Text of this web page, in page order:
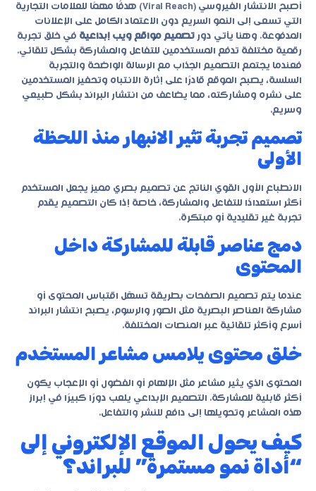
أصبح الانتشار الفيروسي (Viral Reach) هدفًا مهمًا للعلامات التجارية
التي تسعى إلى النمو السريع دون الاعتماد الكامل على الإعلانات
المدفوعة. وهنا يأتي دور تصميم مواقع ويب إبداعية في خلق تجربة
رقمية مختلفة تدفع المستخدمين للتفاعل والمشاركة بشكل تلقائي.
فعندما يجتمع التصميم الجذاب مع الرسالة الواضحة والتجربة
السلسة، يصبح الموقع قادرًا على إثارة الانتباه وتحفيز المستخدمين
على نشره ومشاركته، مما يضاعف من انتشار البراند بشكل طبيعي
وسريع.
تصميم تجربة تثير الانبهار منذ اللحظة
الأولى
الانطباع الأول القوي الناتج عن تصميم بصري مميز يجعل المستخدم
أكثر استعدادًا للتفاعل والمشاركة، خاصة إذا كان التصميم يقدم
تجربة غير تقليدية أو مبتكرة.
دمج عناصر قابلة للمشاركة داخل
المحتوى
عندما يتم تصميم الصفحات بطريقة تسهّل اقتباس المحتوى أو
مشاركة العناصر البصرية مثل الصور والرسوم، يصبح انتشار البراند
أسرع وأكثر تلقائية عبر المنصات المختلفة.
خلق محتوى يلامس مشاعر المستخدم
المحتوى الذي يثير مشاعر مثل الإلهام أو الفضول أو الإعجاب يكون
أكثر قابلية للمشاركة. التصميم الإبداعي يلعب دورًا كبيرًا في إبراز
هذه المشاعر وتحويلها إلى دافع للنشر والتفاعل.
كيف يحول الموقع الإلكتروني إلى
“أداة نمو مستمرة” للبراند؟